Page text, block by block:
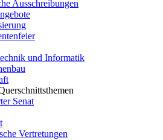
Ausschreibungen
und Informatik
Senat
Vertretungen